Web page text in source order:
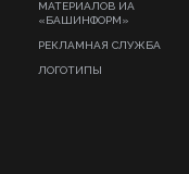
МАТЕРИАЛОВ ИА
«БАШИНФОРМ»
РЕКЛАМНАЯ СЛУЖБА
ЛОГОТИПЫ